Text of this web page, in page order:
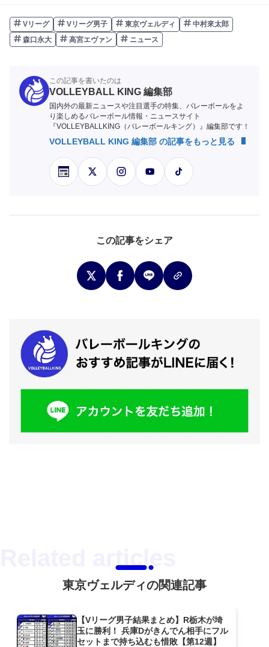
Vリーグ Vリーグ男子 東京ヴェルディ
中村來太郎
森口永大
高宮エヴァン ニュース
この記事を書いたのは
VOLLEYBALL KING 編集部
国内外の最新ニュースや注目選手の特集、バレーボールをよ
り楽しめるバレーボール情報・ニュースサイト
『VOLLEYBALLKING（バレーボールキング）』編集部です！
VOLLEYBALL KING 編集部 の記事をもっと見る
この記事をシェア
東京ヴェルディの関連記事
【Vリーグ男子結果まとめ】R栃木が埼
玉に勝利！ 兵庫Dがきんでん相手にフル
セットまで持ち込むも惜敗【第12週】